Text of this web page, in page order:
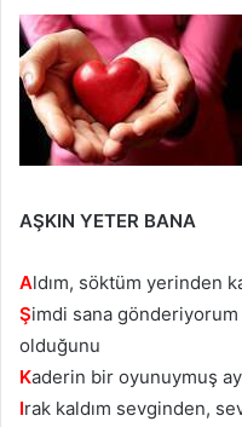
AŞKIN YETER BANA
Aldım, söktüm yerinden
Şimdi sana
olduğunu
Kaderin bir oyunuymuş
Irak kaldım sevginden,